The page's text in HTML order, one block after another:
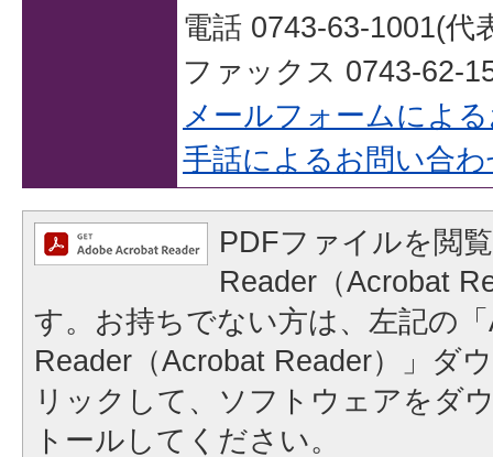
電話 0743-63-1001(代
ファックス 0743-62-
メールフォームによ
手話によるお問い合
PDFファイルを閲
Reader（Acrobat
す。お持ちでない方は、左記の
Reader（Acrobat Reader）」ダ
リックして、ソフトウェアをダ
トールしてください。